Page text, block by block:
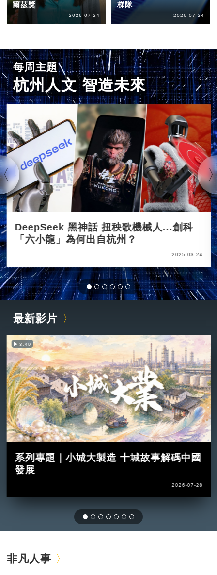
爾茲獎
2026-07-24
梯隊
2026-07-24
每周主題
杭州人文 智造未來
DeepSeek 黑神話 扭秧歌機械人...創科
「六小龍」為何出自杭州？
2025-03-24
最新影片
3:49
系列專題｜小城大製造 十城故事解碼中國
發展
2026-07-28
非凡人事